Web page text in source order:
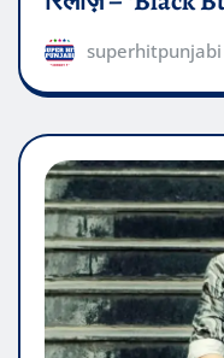
superhitpunjabi